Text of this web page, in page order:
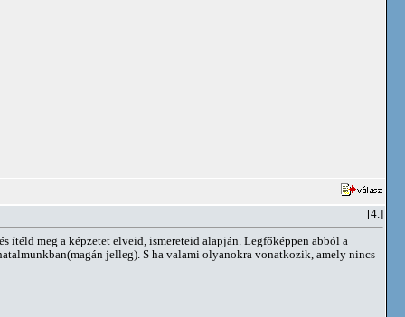
[4.]
ítéld meg a képzetet elveid, ismereteid alapján. Legfőképpen abból a
jelleg). S ha valami olyanokra vonatkozik, amely nincs